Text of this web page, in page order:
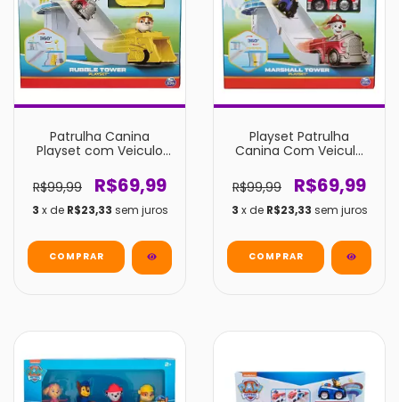
Patrulha Canina
Playset com Veiculo
R$99,99
R$69,99
3 x de R$23,33 sem juros
Playset Patrulha
Canina Com Veiculo
R$99,99
R$69,99
3 x de R$23,33 sem juros